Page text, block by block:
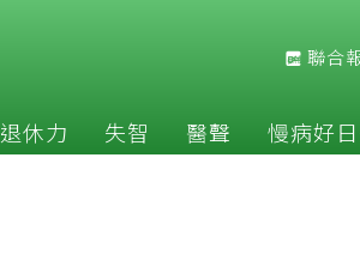
聯合
退休力 失智 醫聲 慢病好